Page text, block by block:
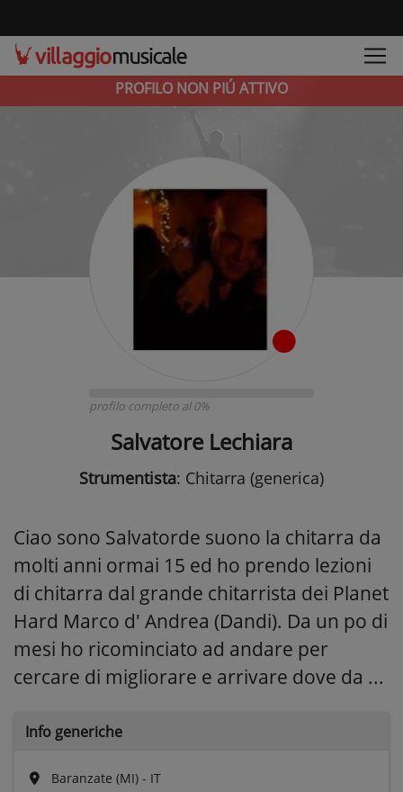
PROFILO NON PIÚ ATTIVO
profilo completo al 0%
Salvatore Lechiara
Strumentista: Chitarra (generica)
Ciao sono Salvatorde suono la chitarra da
molti anni ormai 15 ed ho prendo lezioni
di chitarra dal grande chitarrista dei Planet
Hard Marco d' Andrea (Dandi). Da un po di
mesi ho ricominciato ad andare per
cercare di migliorare e arrivare dove da ...
Info generiche
Baranzate (MI) - IT